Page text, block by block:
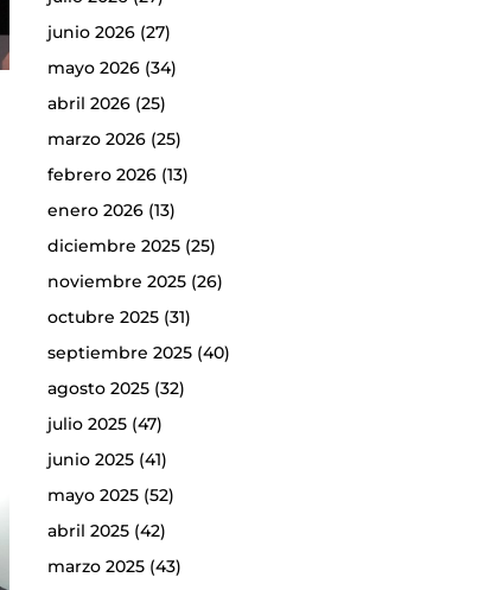
junio 2026(27)
mayo 2026(34)
abril 2026(25)
marzo 2026(25)
febrero 2026(13)
enero 2026(13)
diciembre 2025(25)
noviembre 2025(26)
octubre 2025(31)
septiembre 2025(40)
agosto 2025(32)
julio 2025(47)
junio 2025(41)
mayo 2025(52)
abril 2025(42)
marzo 2025(43)